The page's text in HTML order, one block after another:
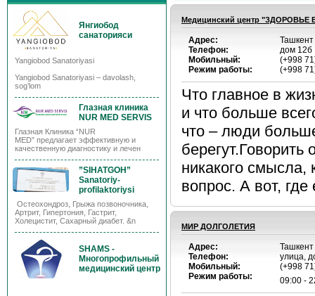
Янгиобод
санаторияси
Yangiobod Sanatoriyasi
Yangiobod Sanatoriyasi – davolash,
sog’lom
Глазная клиника
NUR MED SERVIS
Глазная Клиника “NUR
MED” предлагает эффективную и
качественную диагностику и лечен
”SIHATGOH”
Sanatoriy-
profilaktoriysi
Остеохондроз, Грыжа позвоночника,
Артрит, Гипертония, Гастрит,
Холецистит, Сахарный диабет. &n
SHAMS -
Многопрофильный
медицинский центр
Медицинский центр "ЗДОРОВЬЕ
Адрес:
Телефон:
Мобильный:
Режим работы:
дом 12б
(+998
(+998
Что главное в
и что больше
что – люди
никакого смысла,
вопрос. А вот, где
МИР ДОЛГОЛЕТИЯ
Адрес:
Телефон:
Мобильный:
Режим работы:
Ташкент
улица,
(+998
09:00 -